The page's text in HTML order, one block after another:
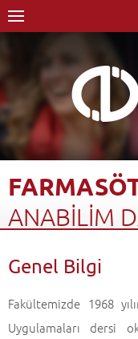
ANABİLİM
Farmasötik Botanik Anabilim
Genel Bilgi
Fakültemizde 1968
Uygulamaları dersi